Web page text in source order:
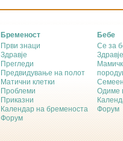
Бременост
Први знаци
Здравје
Прегледи
Предвидување на полот
Матични клетки
Проблеми
Приказни
Календар на бременоста
Форум
Бебе
Се за
Одиме
Форум